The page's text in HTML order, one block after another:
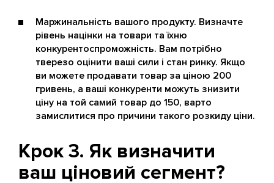
Маржинальність вашого продукту. Визначте
рівень націнки на товари та їхню
конкурентоспроможність. Вам потрібно
тверезо оцінити ваші сили і стан ринку. Якщо
ви можете продавати товар за ціною 200
гривень, а ваші конкуренти можуть знизити
ціну на той самий товар до 150, варто
замислитися про причини такого розкиду ціни.
Крок 3. Як визначити
ваш ціновий сегмент?